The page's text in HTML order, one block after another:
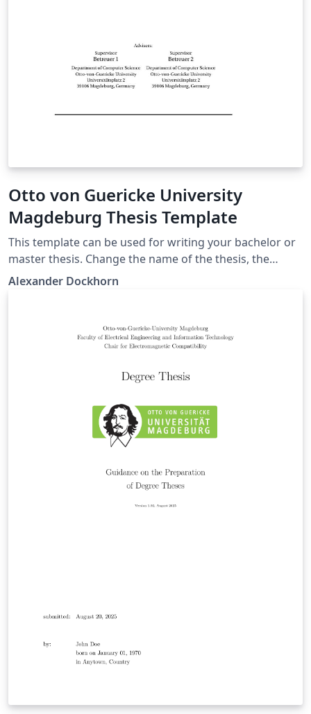
Otto von Guericke University
Magdeburg Thesis Template
This template can be used for writing your bachelor or
master thesis. Change the name of the thesis, the
authors, and supervisors in thesis.sty.
Alexander Dockhorn